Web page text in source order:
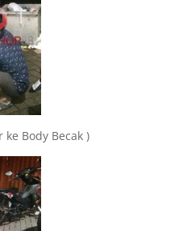
Body Becak )